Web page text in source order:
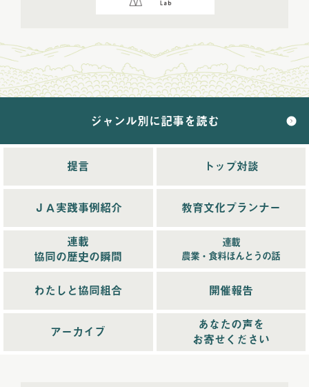
2024年10月配信
(6)
2024年11月配信(5)
2024年12月配信(5)
(68)
2025年11月配信(6)
2025年12月配信
2025年1月配信(6)
2025年3月配信(4)
2025年5月配信(6)
2025年10月配信
ジャンル別に記事を読む
提言 トップ対談
ＪＡ実践事例紹介 教育文化プランナー
連載
協同の歴史の瞬間
連載
農業・食料ほんとうの話
わたしと協同組合 開催報告
アーカイブ
あなたの声を
お寄せください